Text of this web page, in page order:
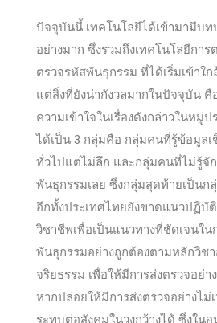
ปัจจุบันนี้ เทคโนโลยีได้เข้ามามีบท
อย่างมาก ซึ่งรวมถึงเทคโนโลยีการ
ตรวจรหัสพันธุกรรม ที่ได้เริ่มเข้าใ
แต่สิ่งที่ยังน่ากังวลมากในปัจจุบัน คื
ความเข้าใจในเรื่องดังกล่าวในหมู่
ได้เป็น 3 กลุ่มคือ กลุ่มคนที่รู้ข้อมูล
ทั่วไปแต่ไม่ลึก และกลุ่มคนที่ไม่รู้จั
พันธุกรรมเลย ซึ่งกลุ่มสุดท้ายเป็น
อีกทั้งประเทศไทยยังขาดแนวปฏิบั
วิชาชีพเพื่อเป็นแนวทางที่ชัดเจนใน
พันธุกรรมอย่างถูกต้องตามหลักวิช
จริยธรรม เพื่อให้มีการส่งตรวจอย่า
หากปล่อยให้มีการส่งตรวจอย่างไม่
ระทบต่อสังคมในวงกว้างได้ ซึ่งใน